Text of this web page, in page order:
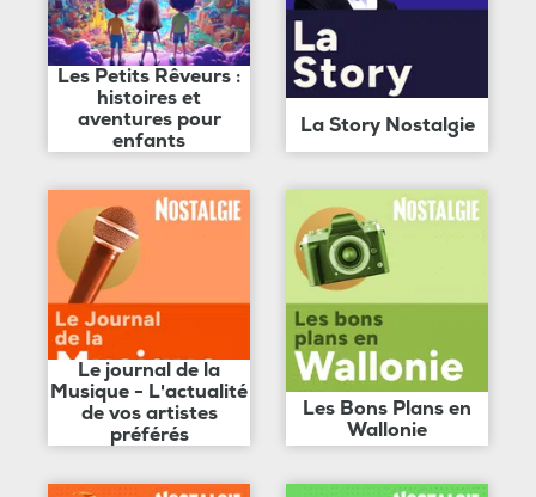
Les Petits Rêveurs :
histoires et
aventures pour
enfants
La Story Nostalgie
Le journal de la
Musique - L'actualité
de vos artistes
préférés
Les Bons Plans en
Wallonie